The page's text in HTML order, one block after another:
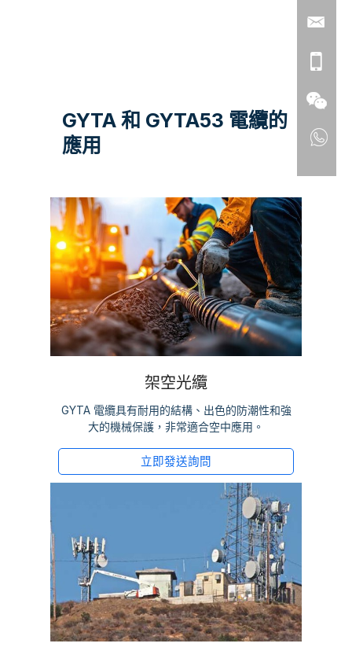
GYTA 和 GYTA53 電纜的
應用
架空光纜
GYTA 電纜具有耐用的結構、出色的防潮性和強
大的機械保護，非常適合空中應用。
立即發送詢問